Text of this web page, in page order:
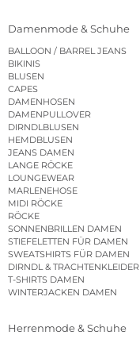
Damenmode & Schuhe
BALLOON / BARREL JEANS
BIKINIS
BLUSEN
CAPES
DAMENHOSEN
DAMENPULLOVER
DIRNDLBLUSEN
HEMDBLUSEN
JEANS DAMEN
LANGE RÖCKE
LOUNGEWEAR
MARLENEHOSE
MIDI RÖCKE
RÖCKE
SONNENBRILLEN DAMEN
STIEFELETTEN FÜR DAMEN
SWEATSHIRTS FÜR DAMEN
DIRNDL & TRACHTENKLEIDER
T-SHIRTS DAMEN
WINTERJACKEN DAMEN
Herrenmode & Schuhe